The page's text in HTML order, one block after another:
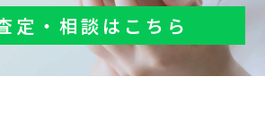
定・相談はこちら